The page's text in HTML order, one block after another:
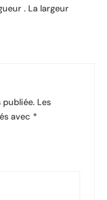
. La largeur
publiée. Les
avec *